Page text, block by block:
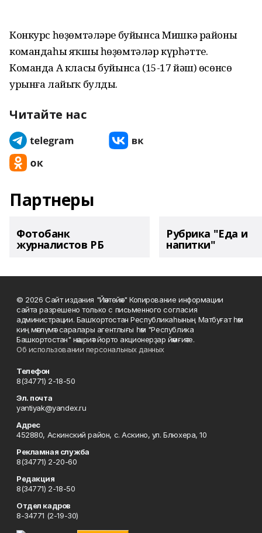
Конкурс һөҙөмтәләре буйынса Мишкә районы
командаһы яҡшы һөҙөмтәләр күрһәтте.
Команда А класы буйынса (15-17 йәш) өсөнсө
урынға лайыҡ булды.
Читайте нас
Партнеры
Фотобанк
журналистов РБ
Рубрика "Еда и
напитки"
© 2026 Сайт издания "Йәнтөйәк" Копирование информации
сайта разрешено только с письменного согласия
администрации. Башҡортостан Республикаһының Матбуғат һәм
киң мәғлүмәт саралары агентлығы һәм "Республика
Башкортостан" нәшриәт йорто акционерҙар йәмғиәте.
Об использовании персональных данных
Телефон
8(34771) 2-18-50
Эл. почта
yantiyak@yandex.ru
Адрес
452880, Аскинский район, с. Аскино, ул. Блюхера, 10
Рекламная служба
8(34771) 2-20-60
Редакция
8(34771) 2-18-50
Отдел кадров
8-34771 (2-19-30)